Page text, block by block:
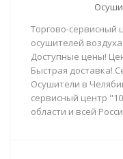
Торгово-сервисный
осушителей
Доступные цены!
Быстрая доставка!
Осушители в
сервисный центр
области и всей